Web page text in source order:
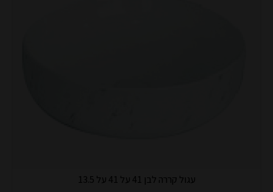
עגול קררה לבן 41 על 41 על 13.5